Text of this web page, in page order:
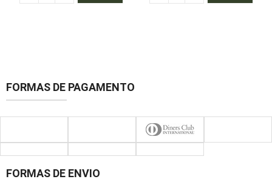
FORMAS DE PAGAMENTO
FORMAS DE ENVIO